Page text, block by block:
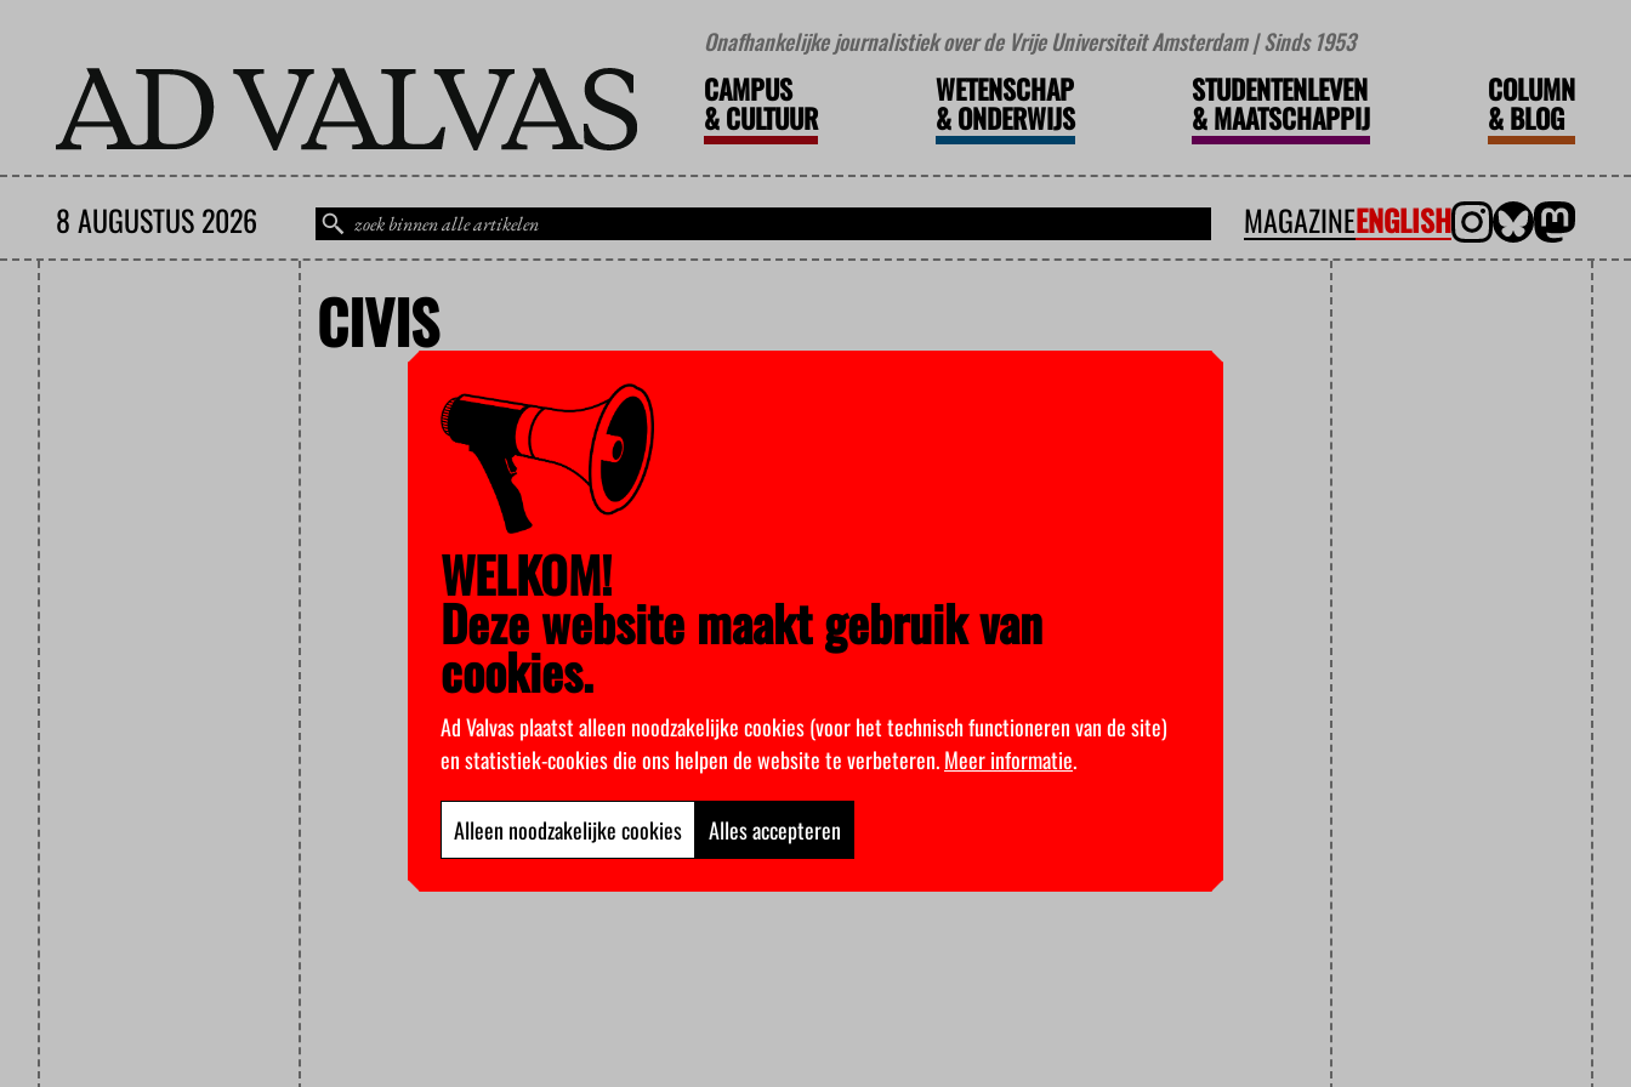
Onafhankelijke journalistiek over de Vrije Universiteit Amsterdam | Sinds 1953
CAMPUS
&CULTUUR
WETENSCHAP
&ONDERWIJS
STUDENTENLEVEN
&MAATSCHAPPIJ
COLUMN
&BLOG
8 AUGUSTUS 2026 MAGAZINEENGLISH
CIVIS
WELKOM!
Deze website maakt gebruik van
cookies.
Ad Valvas plaatst alleen noodzakelijke cookies (voor het technisch functioneren van de site)
en statistiek-cookies die ons helpen de website te verbeteren.Meer informatie.
Alleen noodzakelijke cookies Alles accepteren